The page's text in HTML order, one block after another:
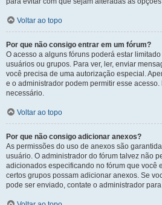
Voltar ao topo
Por que não consigo entrar em um fórum?
O acesso a alguns fóruns poderá estar
usuários ou grupos. Para ver, ler, enviar
você precisa de uma autorização especial.
e o administrador podem permitir esse
necessário.
Voltar ao topo
Por que não consigo adicionar anexos?
As permissões do uso de anexos são
usuário. O administrador do fórum talvez não
adicionados especificando no fórum que você
certos grupos possam adicionar anexos. Se
pode ser enviado, contate o administrador